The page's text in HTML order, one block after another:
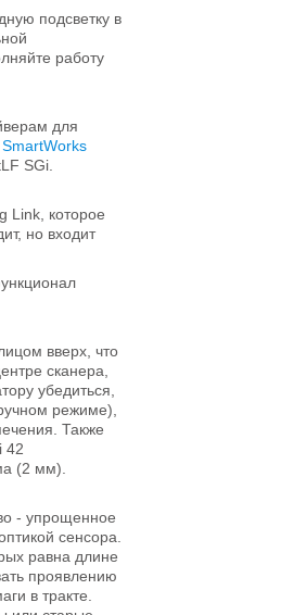
подсветку в
работу
для
SmartWorks
SGi.
Link, которое
но входит
вверх, что
сканера,
убедиться,
режиме),
Также
42
(2 мм).
- упрощенное
сенсора.
равна длине
проявлению
в тракте.